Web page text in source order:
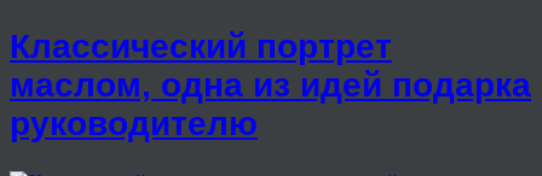
Классический портрет
маслом, одна из идей подарка
руководителю